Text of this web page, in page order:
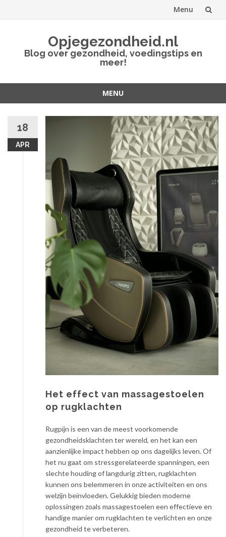
Menu
Opjegezondheid.nl
Blog over gezondheid, voedingstips en
meer!
MENU
inhoud18
APR
Het effect van massagestoelen
op rugklachten
Rugpijn is een van de meest voorkomende
gezondheidsklachten ter wereld, en het kan een
aanzienlijke impact hebben op ons dagelijks leven. Of
het nu gaat om stressgerelateerde spanningen, een
slechte houding of langdurig zitten, rugklachten
kunnen ons belemmeren in onze activiteiten en ons
welzijn beïnvloeden. Gelukkig bieden moderne
oplossingen zoals massagestoelen een effectieve en
handige manier om rugklachten te verlichten en onze
gezondheid te verbeteren.